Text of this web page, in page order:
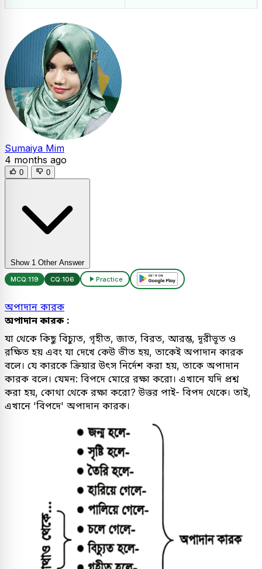
Sumaiya Mim
4 months ago
0 0
Show 1 Other Answer
MCQ:119 CQ:106 Practice
অপাদান কারক
অপাদান কারক :
যা থেকে কিছু বিচ্যুত, গৃহীত, জাত, বিরত, আরম্ভ, দূরীভূত ও
রক্ষিত হয় এবং যা দেখে কেউ ভীত হয়, তাকেই অপাদান কারক
বলে। যে কারকে ক্রিয়ার উৎস নির্দেশ করা হয়, তাকে অপাদান
কারক বলে। যেমন: বিপদে মোরে রক্ষা করো। এখানে যদি প্রশ্ন
করা হয়, কোথা থেকে রক্ষা করো? উত্তর পাই- বিপদ থেকে। তাই,
এখানে 'বিপদে' অপাদান কারক।